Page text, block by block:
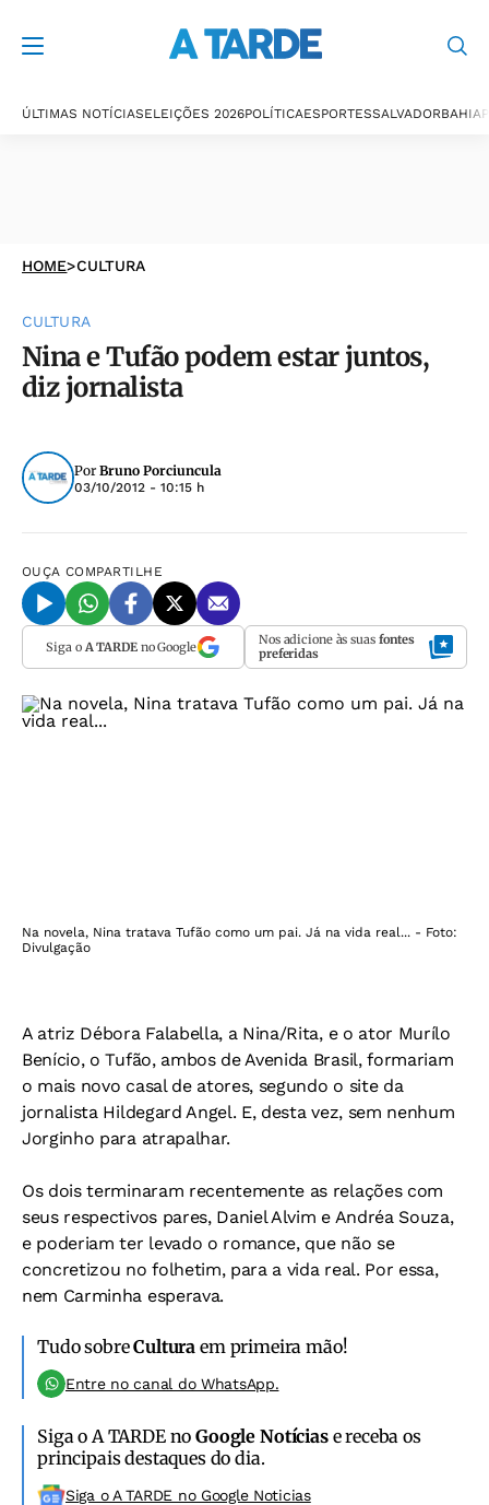
ÚLTIMAS NOTÍCIASELEIÇÕES 2026POLÍTICAESPORTESSALVADORBAHIA
HOME>CULTURA
CULTURA
Nina e Tufão podem estar juntos,
diz jornalista
Por Bruno Porciuncula
03/10/2012 - 10:15 h
OUÇA COMPARTILHE
Siga o A TARDEno Google Nos adicione às suas fontes
preferidas
Na novela, Nina tratava Tufão como um pai. Já na vida real... - Foto:
Divulgação
A atriz Débora Falabella, a Nina/Rita, e o ator Murílo
Benício, o Tufão, ambos de Avenida Brasil, formariam
o mais novo casal de atores, segundo o site da
jornalista Hildegard Angel. E, desta vez, sem nenhum
Jorginho para atrapalhar.
Os dois terminaram recentemente as relações com
seus respectivos pares, Daniel Alvim e Andréa Souza,
e poderiam ter levado o romance, que não se
concretizou no folhetim, para a vida real. Por essa,
nem Carminha esperava.
Tudo sobreCultura em primeira mão!
Entre no canal do WhatsApp.
Siga o A TARDE noGoogle Notíciase receba os
principais destaques do dia.
Siga o A TARDE no Google Noticias